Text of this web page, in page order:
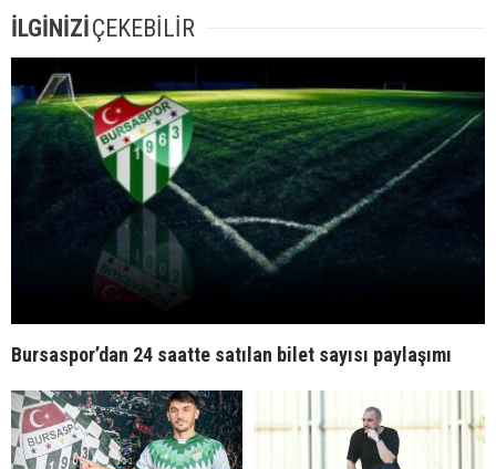
İLGİNİZİÇEKEBİLİR
Bursaspor’dan 24 saatte satılan bilet sayısı paylaşımı